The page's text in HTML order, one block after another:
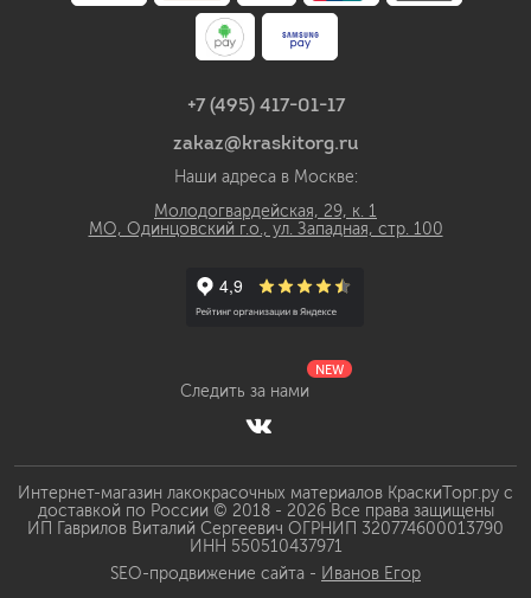
+7 (495) 417-01-17
zakaz@kraskitorg.ru
Наши адреса в Москве:
Молодогвардейская, 29, к. 1
МО, Одинцовский г.о., ул. Западная, стр. 100
Следить за нами
NEW
Интернет-магазин лакокрасочных материалов КраскиТорг.ру с
доставкой по России © 2018 - 2026 Все права защищены
ИП Гаврилов Виталий Сергеевич ОГРНИП 320774600013790
ИНН 550510437971
SEO-продвижение сайта - Иванов Егор